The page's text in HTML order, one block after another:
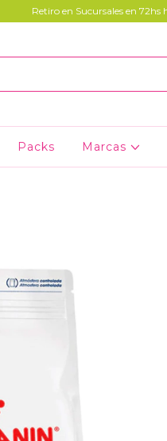
Retiro en Sucursales en 72hs
Packs Marcas